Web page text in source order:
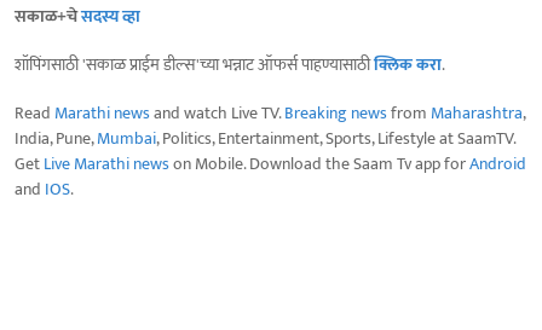
सकाळ+चेसदस्य व्हा
शॉपिंगसाठी 'सकाळ प्राईम डील्स'च्या भन्नाट ऑफर्स पाहण्यासाठीक्लिक करा.
Read Marathi newsand watch Live TV.Breaking newsfrom Maharashtra,
India, Pune,Mumbai, Politics, Entertainment, Sports, Lifestyle at SaamTV.
GetLive Marathi newson Mobile. Download the Saam Tv app forAndroid
and IOS.